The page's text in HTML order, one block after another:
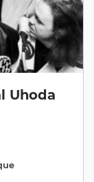
Uhoda